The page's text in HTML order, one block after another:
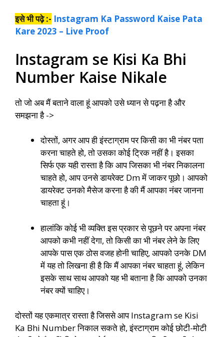
इसे भी पढ़े :- Instagram Ka Password Kaise Pata
Kare 2023 – Live Proof
Instagram se Kisi Ka Bhi
Number Kaise Nikale
तो जो अब मैं बताने वाला हूं आपको उसे ध्यान से पढ़ना है और
समझना है ->
दोस्तों, अगर आप ही इंस्टाग्राम पर किसी का भी नंबर पता
करना चाहते हो, तो उसका कोई ट्रिक नहीं है। इसका
सिर्फ एक यही रास्ता है कि आप जिसका भी नंबर निकालना
चाहते हो, आप उनसे डायरेक्ट Dm में जाकर पूछो। आपको
डायरेक्ट उनको मैसेज करना है की मैं आपका नंबर जानना
चाहता हूं।
हालांकि कोई भी व्यक्ति इस प्रकार से पूछने पर अपना नंबर
आपको कभी नहीं देगा, तो किसी का भी नंबर लेने के लिए
आपके पास एक ठोस वजह होनी चाहिए, आपको उनके DM
में यह तो लिखना ही है कि मैं आपका नंबर चाहता हूं, लेकिन
इसके साथ साथ आपको यह भी बताना है कि आपको उनका
नंबर क्यों चाहिए।
दोस्तों यह एकमात्र रास्ता है जिससे आप Instagram se Kisi
Ka Bhi Number निकाल सकते हो, इंस्टाग्राम कोई छोटी-मोटी